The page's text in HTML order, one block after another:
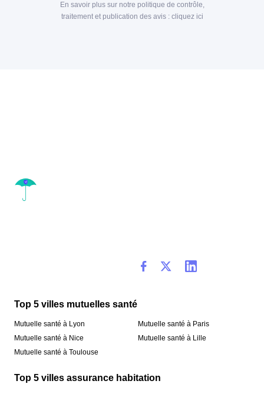
En savoir plus sur notre politique de contrôle,
traitement et publication des avis : cliquez ici
Top 5 villes mutuelles santé
Mutuelle santé à Lyon
Mutuelle santé à Nice
Mutuelle santé à Toulouse
Mutuelle santé à Paris
Mutuelle santé à Lille
Top 5 villes assurance habitation